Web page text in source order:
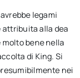
legami
attribuita alla dea
bene nella
di King. Si
nei